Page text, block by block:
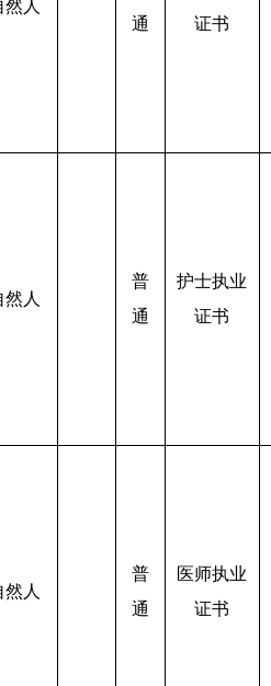
然人
通
证书
然人
普
通
护士执业
证书
然人
普
通
医师执业
证书